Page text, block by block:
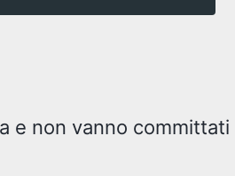
e non vanno committati